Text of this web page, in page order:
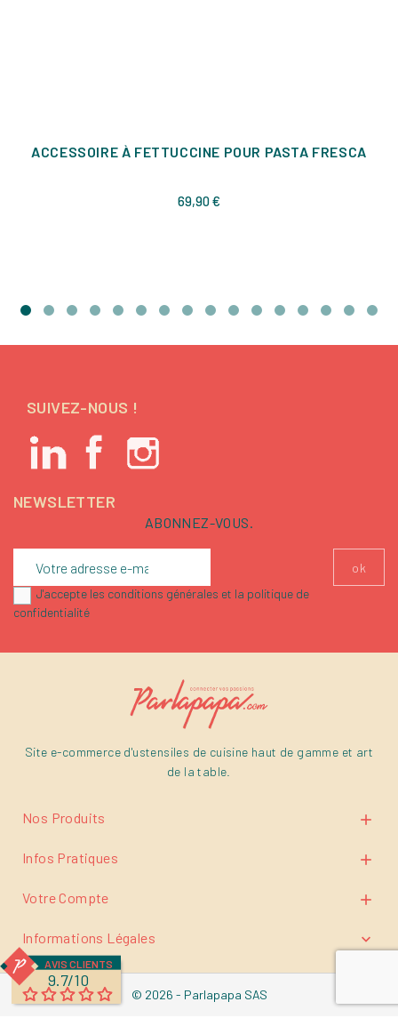
ACCESSOIRE À FETTUCCINE POUR PASTA FRESCA
69,90 €Prix
SUIVEZ-NOUS !
NEWSLETTER
ABONNEZ-VOUS.
J'accepte les conditions générales et la politique de
confidentialité
Site e-commerce d'ustensiles de cuisine haut de gamme et art
de la table.
Nos Produits 
Infos Pratiques 
Votre Compte 
Informations Légales 
AVIS CLIENTS
9.7/10
© 2026 - Parlapapa SAS